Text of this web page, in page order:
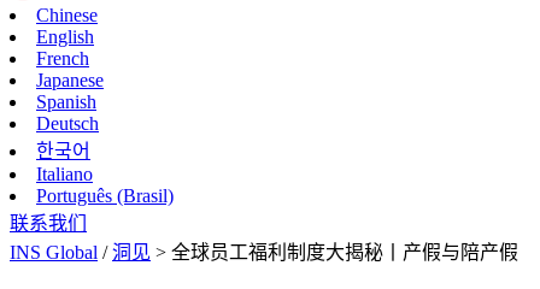
Chinese
English
French
Japanese
Spanish
Deutsch
한국어
Italiano
Português (Brasil)
联系我们
INS Global /洞见 > 全球员工福利制度大揭秘丨产假与陪产假